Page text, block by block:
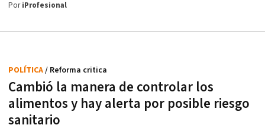
PoriProfesional
Cambió la manera de controlar los
alimentos y hay alerta por posible riesgo
sanitario
POLÍTICA/ Reforma critica